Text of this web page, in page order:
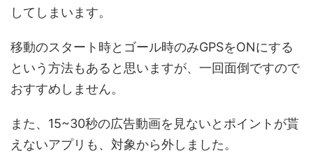
してしまいます。
移動のスタート時とゴール時のみGPSをONにする
という方法もあると思いますが、一回面倒ですので
おすすめしません。
また、15~30秒の広告動画を見ないとポイントが貰
えないアプリも、対象から外しました。